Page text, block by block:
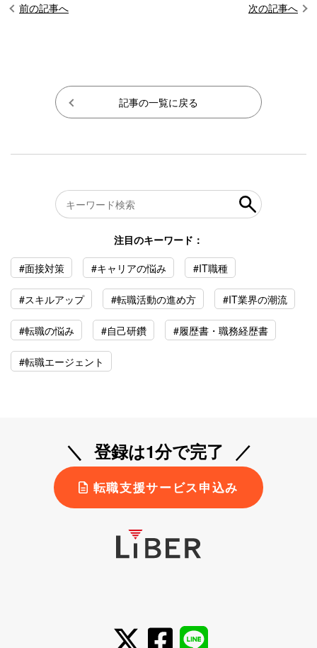
前の記事へ 次の記事へ
記事の一覧に戻る
注目のキーワード：
#面接対策
#キャリアの悩み #IT職種
#スキルアップ #転職活動の進め方 #IT業界の潮流
#転職の悩み #自己研鑽 #履歴書・職務経歴書
#転職エージェント
登録は1分で完了
転職支援サービス申込み